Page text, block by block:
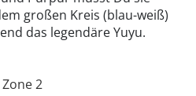
großen Kreis (blau-weiß)
das legendäre Yuyu.
2